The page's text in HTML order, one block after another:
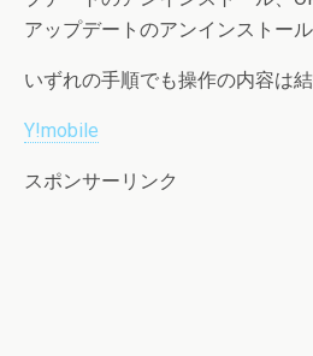
アップデートのアンインストール
いずれの手順でも操作の内容は
Y!mobile
スポンサーリンク